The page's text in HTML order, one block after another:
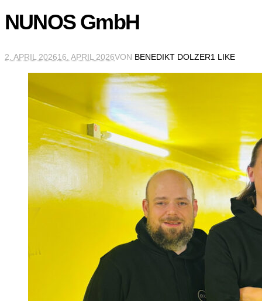
NUNOS GmbH
2. APRIL 202616. APRIL 2026VON BENEDIKT DOLZER1 LIKE